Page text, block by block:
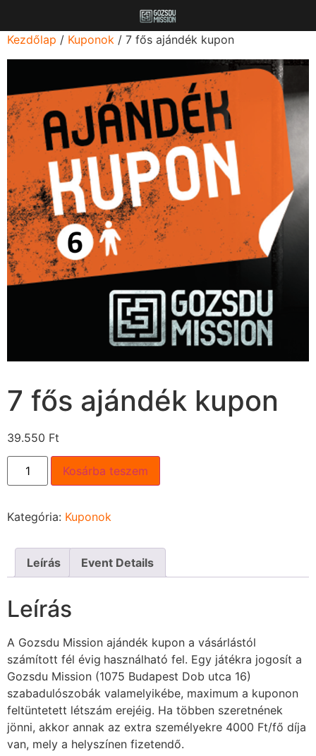
Kezdőlap / Kuponok / 7 fős ajándék kupon
7 fős ajándék kupon
39.550 Ft
Kosárba teszem
Kategória: Kuponok
Leírás Event Details
Leírás
A Gozsdu Mission ajándék kupon a vásárlástól
számított fél évig használható fel. Egy játékra jogosít a
Gozsdu Mission (1075 Budapest Dob utca 16)
szabadulószobák valamelyikébe, maximum a kuponon
feltüntetett létszám erejéig. Ha többen szeretnének
jönni, akkor annak az extra személyekre 4000 Ft/fő díja
van, mely a helyszínen fizetendő.